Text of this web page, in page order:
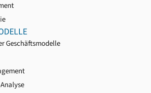
Geschäftsmodelle